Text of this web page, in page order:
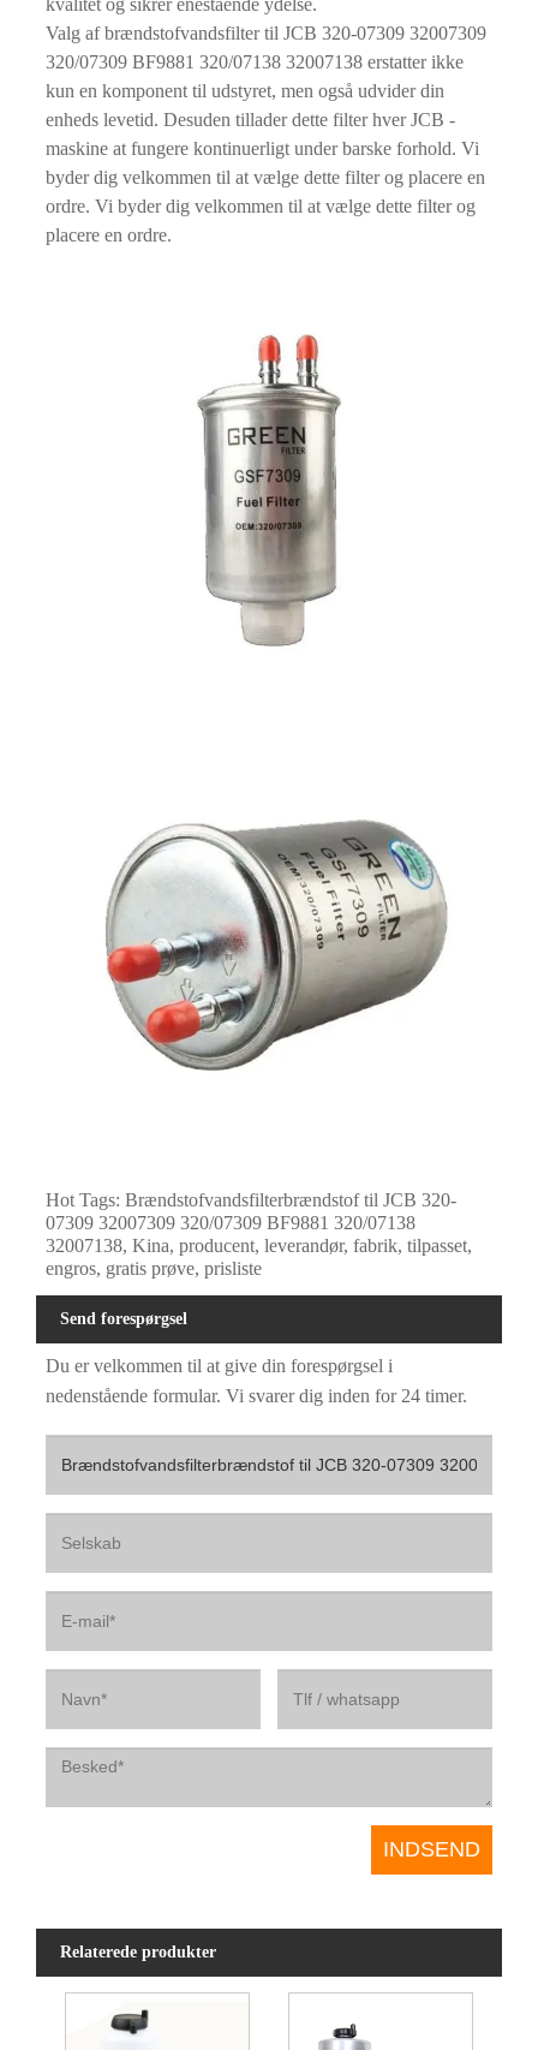
Valg af brændstofvandsfilter til JCB 320-07309 32007309
320/07309 BF9881 320/07138 32007138 erstatter ikke
kun en komponent til udstyret, men også udvider din
enheds levetid. Desuden tillader dette filter hver JCB -
maskine at fungere kontinuerligt under barske forhold. Vi
byder dig velkommen til at vælge dette filter og placere en
ordre. Vi byder dig velkommen til at vælge dette filter og
placere en ordre.
Hot Tags: Brændstofvandsfilterbrændstof til JCB 320-
07309 32007309 320/07309 BF9881 320/07138
32007138, Kina, producent, leverandør, fabrik, tilpasset,
engros, gratis prøve, prisliste
Send forespørgsel
Du er velkommen til at give din forespørgsel i
nedenstående formular. Vi svarer dig inden for 24 timer.
Relaterede produkter